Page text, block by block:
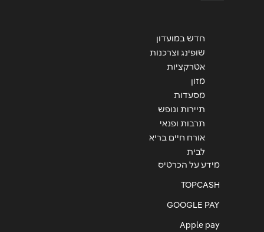
חדש במועדון
שופינג וצרכנות
אטרקציות
מזון
מסעדות
תיירות ונופש
תרבות ופנאי
אורח חיים בריא
לבית
מידע על הכרטיס
TOPCASH
GOOGLE PAY
Apple pay